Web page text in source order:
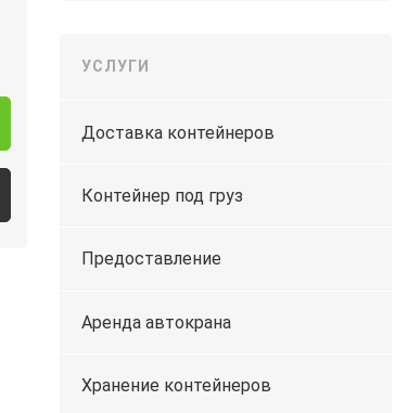
УСЛУГИ
Доставка контейнеров
Контейнер под груз
Предоставление
Аренда автокрана
Хранение контейнеров